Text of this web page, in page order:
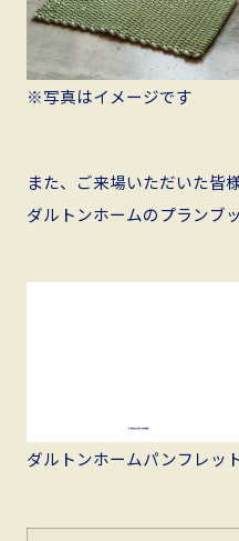
※写真はイメージです
また、ご来場いただいた皆
ダルトンホームのプランブ
ダルトンホームパンフレッ